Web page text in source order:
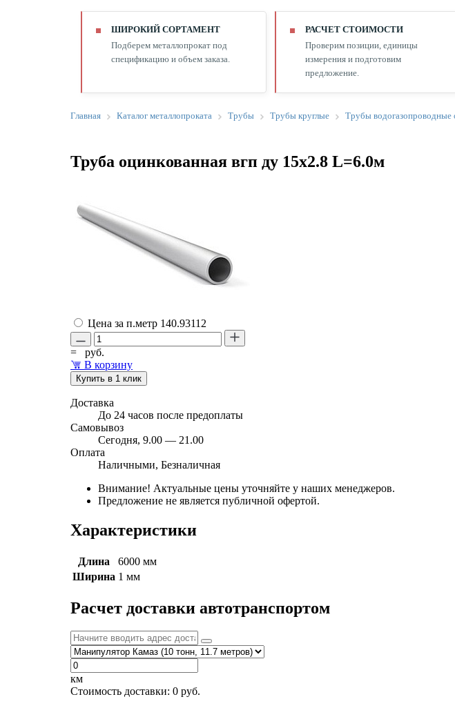
ШИРОКИЙ СОРТАМЕНТ
Подберем металлопрокат под
спецификацию и объем заказа.
РАСЧЕТ СТОИМОСТИ
Проверим позиции, единицы
измерения и подготовим
предложение.
Главная Каталог металлопроката Трубы Трубы круглые Трубы водогазопроводные
Труба оцинкованная вгп ду 15х2.8 L=6.0м
Цена за п.метр 140.93112
=
руб.
В корзину
Купить в 1 клик
Доставка
До 24 часов после предоплаты
Самовывоз
Сегодня, 9.00 — 21.00
Оплата
Наличными, Безналичная
Внимание! Актуальные цены уточняйте у наших менеджеров.
Предложение не является публичной офертой.
Характеристики
Длина
6000 мм
Ширина 1 мм
Расчет доставки автотранспортом
км
Стоимость доставки: 0 руб.